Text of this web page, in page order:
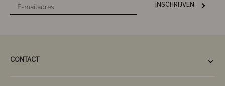
INSCHRIJVEN
CONTACT